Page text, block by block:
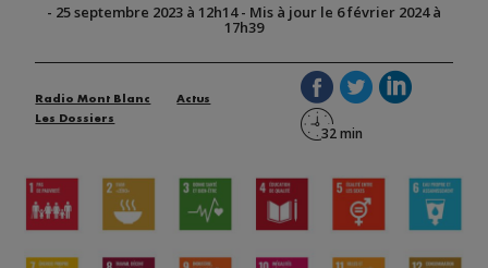
- 25 septembre 2023 à 12h14- Mis à jour le 6 février 2024 à
17h39
Radio Mont Blanc
Actus
Les Dossiers